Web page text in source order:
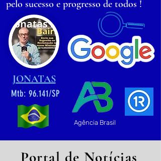
pelo sucesso e progresso de todos !
JONATAS
Mtb: 96.141/SP
Agência Brasil
Portal de Notícias